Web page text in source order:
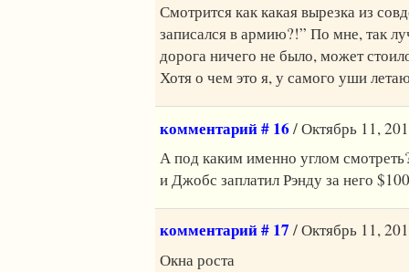
Смотрится как какая вырезка из
записался в армию?!” По мне, так
дорога ничего не было, может
Хотя о чем это я, у самого уши
комментарий # 16/ Октябрь 11,
А под каким именно углом
и Джобс заплатил Рэнду за него
комментарий # 17/ Октябрь 11,
Окна роста